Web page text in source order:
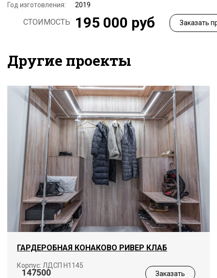
Год изготовления:
2019
СТОИМОСТЬ 195 000 руб Заказать
Другие проекты
ГАРДЕРОБНАЯ КОНАКОВО РИВЕР КЛАБ
Корпус: ЛДСП Н1145
147500 Заказать